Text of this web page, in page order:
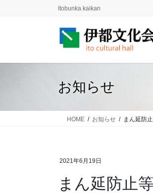
に
ョ
動
Itobunka kaikan
お知らせ
HOME お知らせ まん延防
2021年6月19日
まん延防止